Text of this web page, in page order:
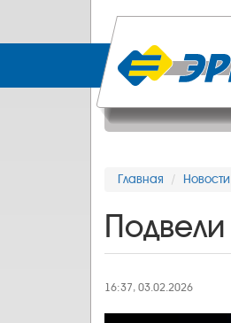
Главная Новости
16:37, 03.02.2026